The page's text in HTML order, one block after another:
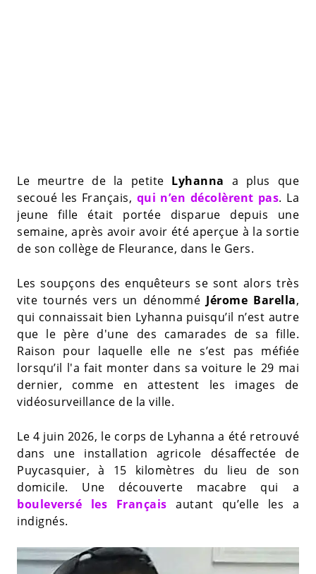
Le meurtre de la petite Lyhanna a plus que
secoué les Français, qui n’en décolèrent pas. La
jeune fille était portée disparue depuis une
semaine, après avoir avoir été aperçue à la sortie
de son collège de Fleurance, dans le Gers.
Les soupçons des enquêteurs se sont alors très
vite tournés vers un dénommé Jérome Barella,
qui connaissait bien Lyhanna puisqu’il n’est autre
que le père d'une des camarades de sa fille.
Raison pour laquelle elle ne s’est pas méfiée
lorsqu’il l'a fait monter dans sa voiture le 29 mai
dernier, comme en attestent les images de
vidéosurveillance de la ville.
Le 4 juin 2026, le corps de Lyhanna a été retrouvé
dans une installation agricole désaffectée de
Puycasquier, à 15 kilomètres du lieu de son
domicile. Une découverte macabre qui a
bouleversé les Français autant qu’elle les a
indignés.